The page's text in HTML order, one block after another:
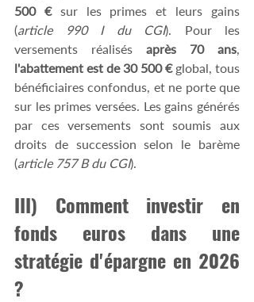
500 € sur les primes et leurs gains
(article 990 I du CGI). Pour les
versements réalisés après 70 ans
l'abattement est de 30 500 € global, tous
bénéficiaires confondus, et ne porte que
sur les primes versées. Les gains générés
par ces versements sont soumis aux
droits de succession selon le barème
(article 757 B du CGI).
III) Comment investir en
fonds euros dans une
stratégie d'épargne en 2026
?